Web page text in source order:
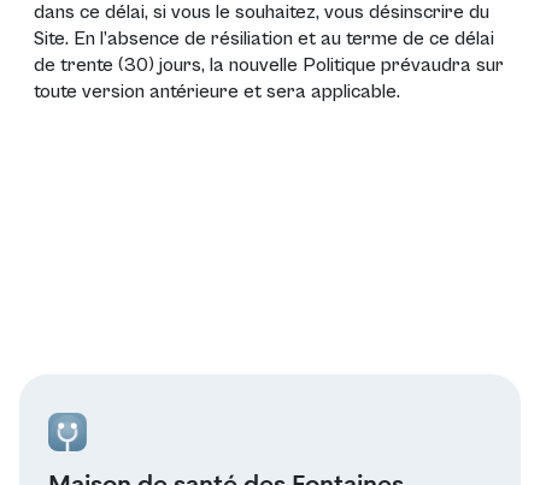
dans ce délai, si vous le souhaitez, vous désinscrire du
Site. En l’absence de résiliation et au terme de ce délai
de trente (30) jours, la nouvelle Politique prévaudra sur
toute version antérieure et sera applicable.